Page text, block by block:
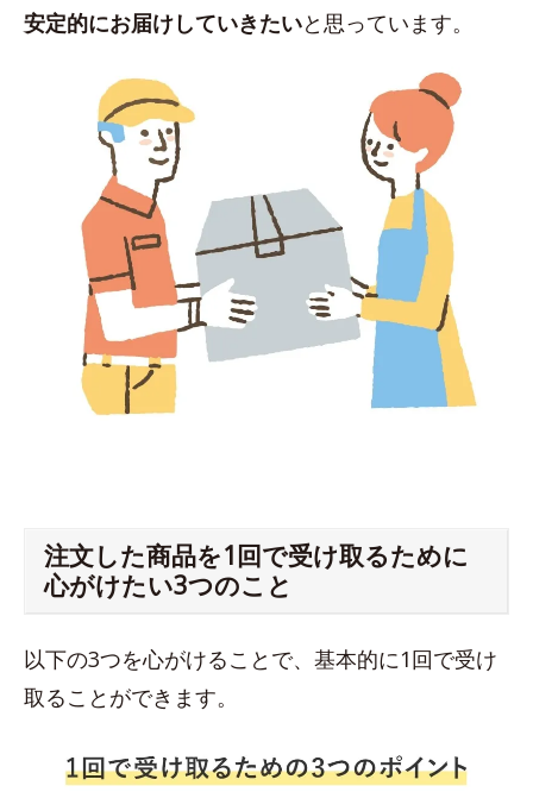
安定的にお届けしていきたいと思っています。
注文した商品を1回で受け取るために
心がけたい3つのこと
以下の3つを心がけることで、基本的に1回で受け
取ることができます。